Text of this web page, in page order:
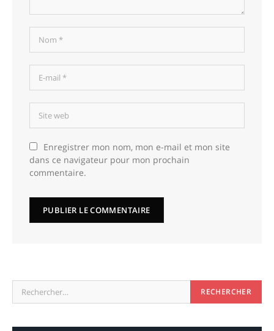
Enregistrer mon nom, mon e-mail et mon site
dans ce navigateur pour mon prochain
commentaire.